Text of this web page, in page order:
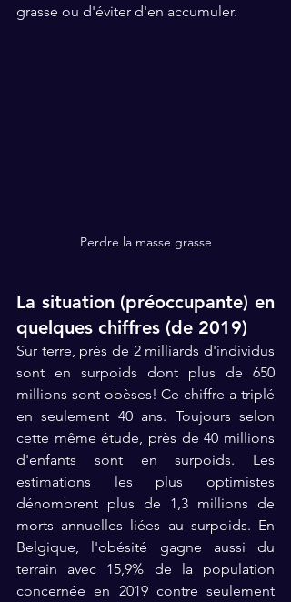
grasse ou d'éviter d'en accumuler.
Perdre la masse grasse
La situation (préoccupante) en
quelques chiffres (de 2019)
Sur terre, près de 2 milliards d'individus
sont en surpoids dont plus de 650
millions sont obèses! Ce chiffre a triplé
en seulement 40 ans. Toujours selon
cette même étude, près de 40 millions
d'enfants sont en surpoids. Les
estimations les plus optimistes
dénombrent plus de 1,3 millions de
morts annuelles liées au surpoids. En
Belgique, l'obésité gagne aussi du
terrain avec 15,9% de la population
concernée en 2019 contre seulement